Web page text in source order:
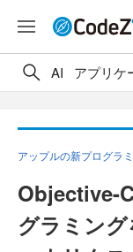
AI アプリケ
アップルの新プログラ
Objective-
グラミン